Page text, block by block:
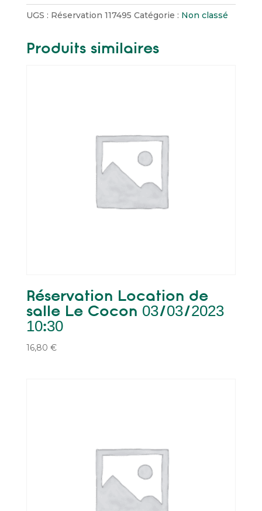
Escape
(5
UGS : Réservation 117495 Catégorie : Non classé
Produits similaires
Réservation Location de
salle Le Cocon 03/03/2023
10:30
16,80 €